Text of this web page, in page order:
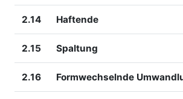
2.14 Haftende
2.15 Spaltung
2.16 Formwechselnde